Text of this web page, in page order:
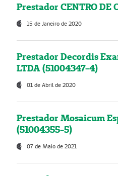
Prestador CENTRO DE
15 de Janeiro de 2020
Prestador Decordis
LTDA (51004347-4)
01 de Abril de 2020
Prestador Mosaicum
(51004355-5)
07 de Maio de 2021